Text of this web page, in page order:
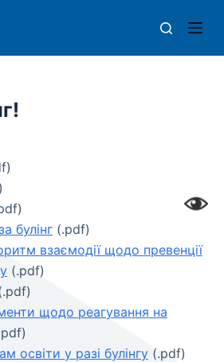
булінг(.pdf)
взаємодії щодо превенції
(.pdf)
щодо реагування на
освіти у разі булінгу(.pdf)